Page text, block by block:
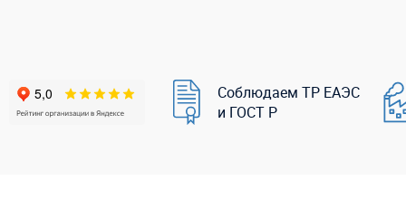
Соблюдаем ТР ЕАЭС
и ГОСТ Р